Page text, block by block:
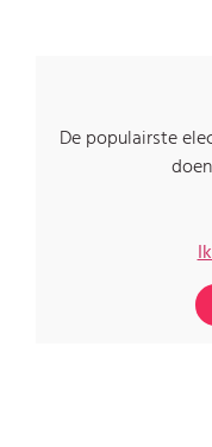
De populairste